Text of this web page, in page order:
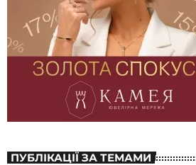
ПУБЛІКАЦІЇ ЗА ТЕМАМИ